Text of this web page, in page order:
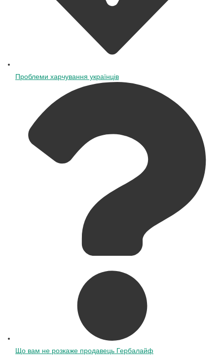
Проблеми харчування українців
Що вам не розкаже продавець Гербалайф